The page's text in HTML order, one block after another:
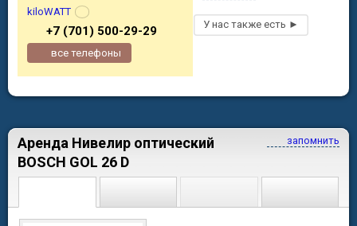
kiloWATT
+7 (701) 500-29-29
все телефоны
запомнить
Аренда Нивелир оптический
BOSCH GOL 26 D